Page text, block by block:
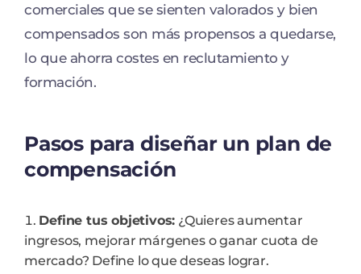
comerciales que se sienten valorados y bien
compensados son más propensos a quedarse,
lo que ahorra costes en reclutamiento y
formación.
Pasos para diseñar un plan de
compensación
Define tus objetivos: ¿Quieres aumentar
ingresos, mejorar márgenes o ganar cuota de
mercado? Define lo que deseas lograr.